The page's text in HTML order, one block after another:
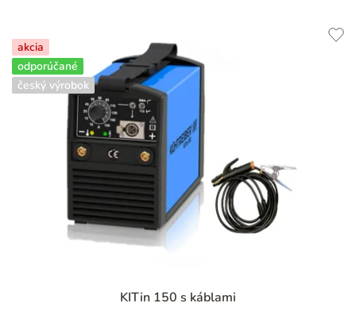
akcia
odporúčané
český výrobok
KITin 150 s káblami
hodnotenie